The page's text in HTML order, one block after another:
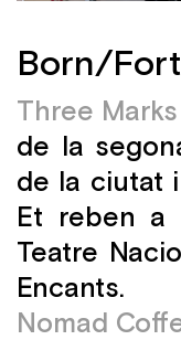
Born/
Three
de la
de la ciutat
Et reben a
Teatre
Encants.
Nomad